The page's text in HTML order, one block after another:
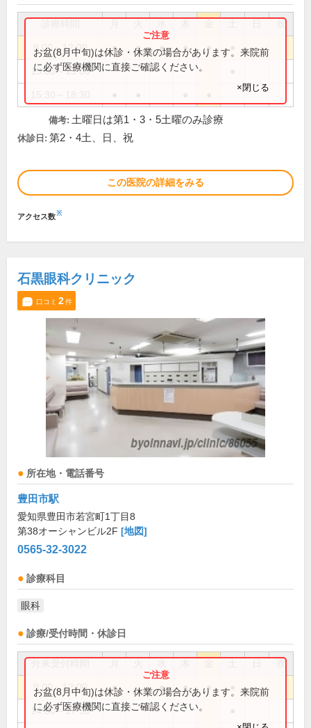
祝
9:00～12:00 ● ● ● ● ●
13:00～15:00
お盆(8月中旬)は休診・休業の場合があります。来院前
に必ず医療機関に直接ご確認ください。
×閉じる
備考: 土曜日は第1・3・5土曜のみ診療
休診日: 第2・4土、日、祝
この医院の詳細をみる
アクセス数※
石黒眼科クリニック
口コミ 2件
所在地・電話番号
豊田市駅
愛知県豊田市若宮町1丁目8
第38オーシャンビル2F [地図]
0565-32-3022
診療科目
眼科
診療/受付時間・休診日
祝
9:00～12:00 ● ● ● ●
14:30～17:30
お盆(8月中旬)は休診・休業の場合があります。来院前
に必ず医療機関に直接ご確認ください。